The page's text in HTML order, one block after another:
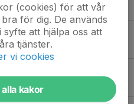
(cookies) för att vår
för dig. De används
att hjälpa oss att
tjänster.
vi cookies
kakor